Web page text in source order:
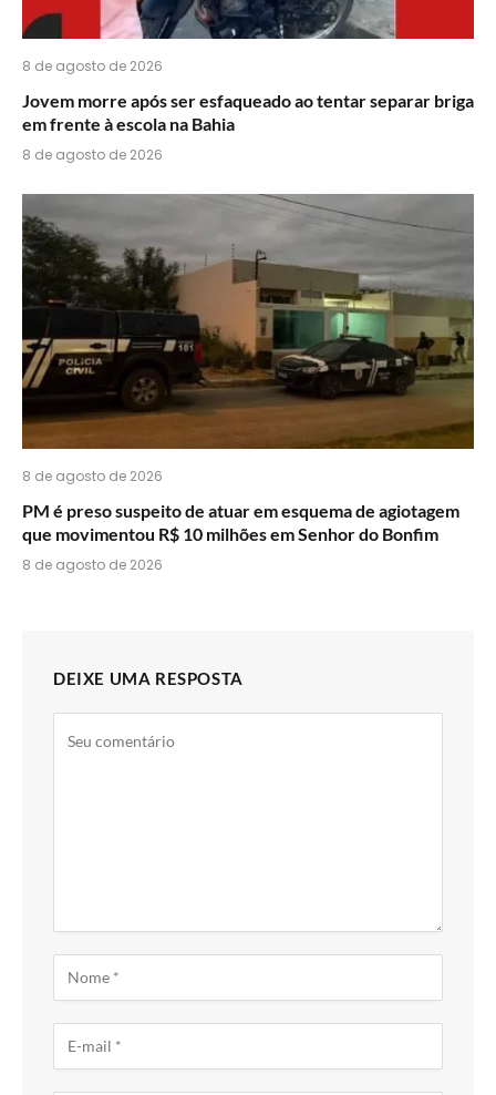
8 de agosto de 2026
Jovem morre após ser esfaqueado ao tentar separar briga
em frente à escola na Bahia
8 de agosto de 2026
8 de agosto de 2026
PM é preso suspeito de atuar em esquema de agiotagem
que movimentou R$ 10 milhões em Senhor do Bonfim
8 de agosto de 2026
DEIXE UMA RESPOSTA